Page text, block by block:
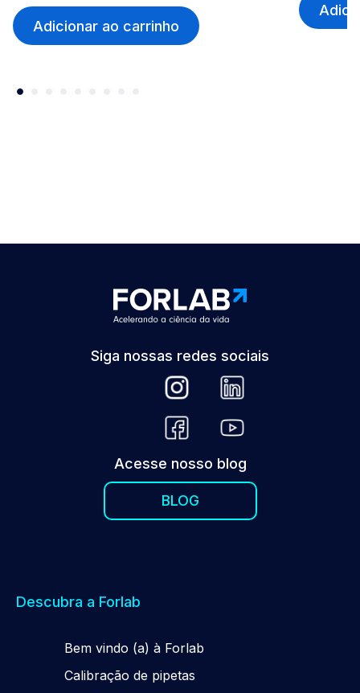
Adicionar ao carrinho
Siga nossas redes sociais
Acesse nosso blog
BLOG
Descubra a Forlab
Bem vindo (a) à Forlab
Calibração de pipetas